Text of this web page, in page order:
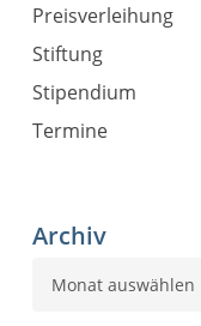
Preisverleihung
Stiftung
Stipendium
Termine
Archiv